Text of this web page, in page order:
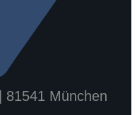
81541 München